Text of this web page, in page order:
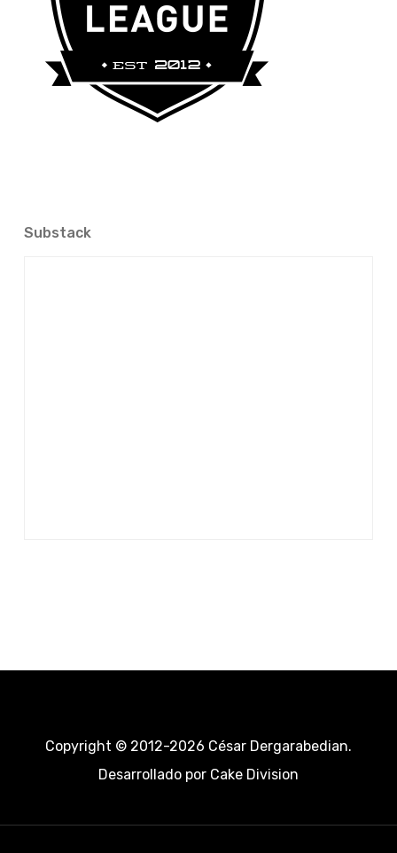
Substack
Copyright © 2012-2026 César Dergarabedian.
Desarrollado porCake Division